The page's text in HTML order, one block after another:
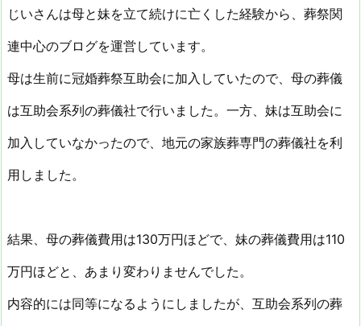
じいさんは母と妹を立て続けに亡くした経験から、葬祭関
連中心のブログを運営しています。
母は生前に冠婚葬祭互助会に加入していたので、母の葬儀
は互助会系列の葬儀社で行いました。一方、妹は互助会に
加入していなかったので、地元の家族葬専門の葬儀社を利
用しました。
結果、母の葬儀費用は130万円ほどで、妹の葬儀費用は110
万円ほどと、あまり変わりませんでした。
内容的には同等になるようにしましたが、互助会系列の葬